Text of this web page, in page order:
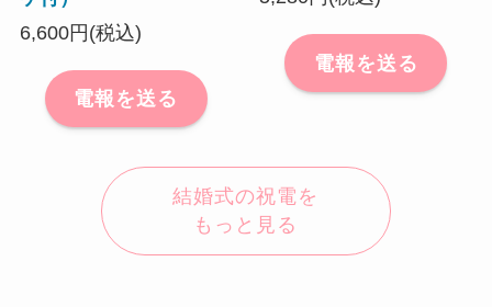
6,600円(税込)
電報を送る
電報を送る
結婚式の祝電を
もっと見る